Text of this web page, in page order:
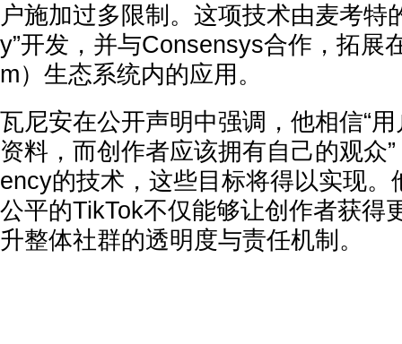
户施加过多限制。这项技术由麦考特
y”开发，并与Consensys合作，拓展
m）生态系统内的应用。
瓦尼安在公开声明中强调，他相信“
资料，而创作者应该拥有自己的观众
ency的技术，这些目标将得以实现。
公平的TikTok不仅能够让创作者获得
升整体社群的透明度与责任机制。